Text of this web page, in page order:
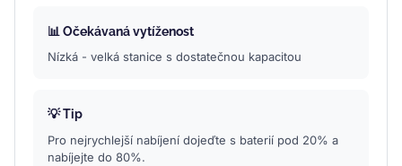
📊 Očekávaná vytíženost
Nízká - velká stanice s dostatečnou kapacitou
💡 Tip
Pro nejrychlejší nabíjení dojeďte s baterií pod 20% a
nabíjejte do 80%.